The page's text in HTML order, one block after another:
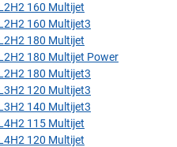
160 Multijet
160 Multijet3
180 Multijet
180 Multijet Power
180 Multijet3
120 Multijet3
140 Multijet3
115 Multijet
120 Multijet